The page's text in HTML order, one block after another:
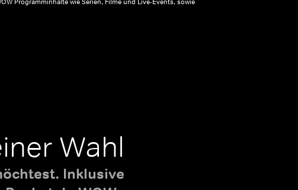
Wahl
Inklusive